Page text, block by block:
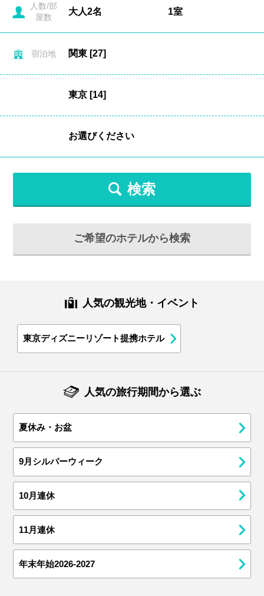
人数/部
屋数
宿泊地
検索
ご希望のホテルから検索
人気の観光地・イベント
東京ディズニーリゾート提携ホテル
人気の旅行期間から選ぶ
夏休み・お盆
9月シルバーウィーク
10月連休
11月連休
年末年始2026-2027